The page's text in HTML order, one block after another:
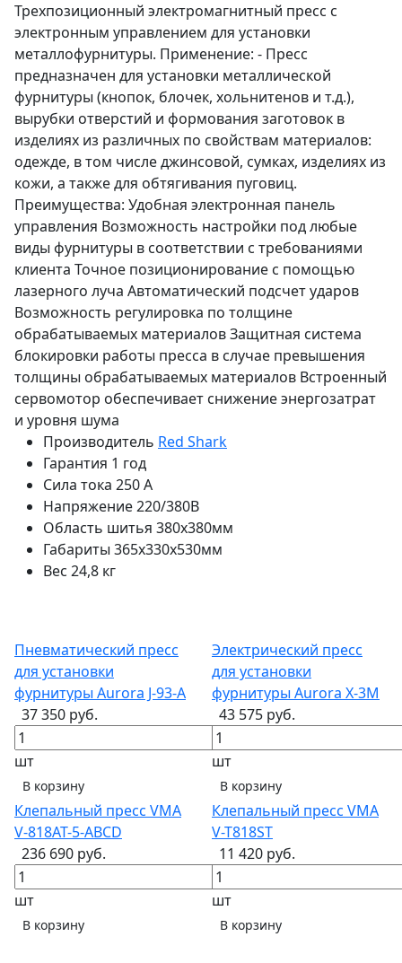
Трехпозиционный электромагнитный пресс с
электронным управлением для установки
металлофурнитуры. Применение: - Пресс
предназначен для установки металлической
фурнитуры (кнопок, блочек, хольнитенов и т.д.),
вырубки отверстий и формования заготовок в
изделиях из различных по свойствам материалов:
одежде, в том числе джинсовой, сумках, изделиях из
кожи, а также для обтягивания пуговиц.
Преимущества: Удобная электронная панель
управления Возможность настройки под любые
виды фурнитуры в соответствии с требованиями
клиента Точное позиционирование с помощью
лазерного луча Автоматический подсчет ударов
Возможность регулировка по толщине
обрабатываемых материалов Защитная система
блокировки работы пресса в случае превышения
толщины обрабатываемых материалов Встроенный
сервомотор обеспечивает снижение энергозатрат
и уровня шума
Производитель Red Shark
Гарантия 1 год
Сила тока 250 А
Напряжение220/380В
Область шитья 380х380мм
Габариты 365х330х530мм
Вес 24,8 кг
Пневматический пресс
для установки
фурнитуры Aurora J-93-A
37 350 руб.
шт
В корзину
Электрический пресс
для установки
фурнитуры Aurora X-3M
43 575 руб.
шт
В корзину
Клепальный пресс VMA
V-818AT-5-ABCD
236 690 руб.
шт
В корзину
Клепальный пресс VMA
V-T818ST
11 420 руб.
шт
В корзину